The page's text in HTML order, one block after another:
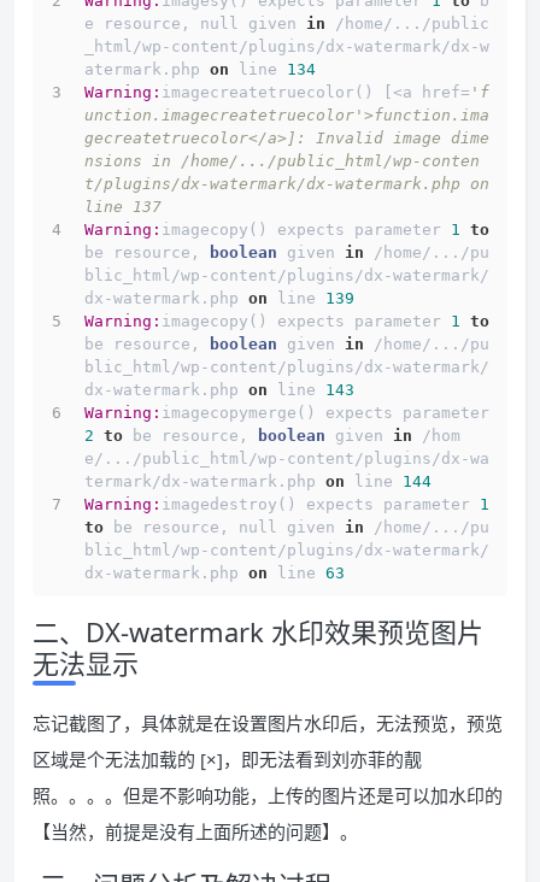
e resource, null given in /home/.../public
_html/wp-content/plugins/dx-watermark/dx-w
atermark.php on line 134
Warning: imagecreatetruecolor() [<a href= 'f
unction.imagecreatetruecolor'>function.ima
gecreatetruecolor</a>]: Invalid image dime
nsions in /home/.../public_html/wp-conten
t/plugins/dx-watermark/dx-watermark.php on
line 137
Warning: imagecopy() expects parameter 1 to
be resource,
boolean given in /home/.../pu
blic_html/wp-content/plugins/dx-watermark/
dx-watermark.php on line 139
Warning: imagecopy() expects parameter 1 to
be resource,
boolean given in /home/.../pu
blic_html/wp-content/plugins/dx-watermark/
dx-watermark.php on line 143
Warning:
2 to be resource, boolean given in /hom
e/.../public_html/wp-content/plugins/dx-wa
termark/dx-watermark.php on line 144
Warning: imagedestroy() expects parameter 1
to be resource, null given in /home/.../pu
blic_html/wp-content/plugins/dx-watermark/
dx-watermark.php on line 63
二、DX-watermark 水印效果预览图片
无法显示
忘记截图了，具体就是在设置图片水印后，无法预览，预览
区域是个无法加载的 [×]，即无法看到刘亦菲的靓
照。。。。但是不影响功能，上传的图片还是可以加水印的
【当然，前提是没有上面所述的问题】。